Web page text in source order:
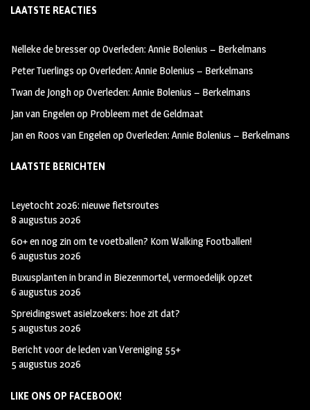
b
oo
k
ag
m
tt
LAATSTE REACTIES
Nelleke de bresseropOverleden: Annie Bolenius – Berkelmans
Peter Tuerlings opOverleden: Annie Bolenius – Berkelmans
Twan de JonghopOverleden: Annie Bolenius – Berkelmans
Jan van Engelenop Probleem met de Geldmaat
Jan en Roos van EngelenopOverleden: Annie Bolenius – Berkelmans
LAATSTE BERICHTEN
Leyetocht 2026: nieuwe fietsroutes
8 augustus 2026
60+ en nog zin om te voetballen? Kom Walking Footballen!
6 augustus 2026
Buxusplanten in brand in Biezenmortel, vermoedelijk opzet
6 augustus 2026
Spreidingswet asielzoekers: hoe zit dat?
5 augustus 2026
Bericht voor de leden van Vereniging 55+
5 augustus 2026
LIKE ONS OP FACEBOOK!